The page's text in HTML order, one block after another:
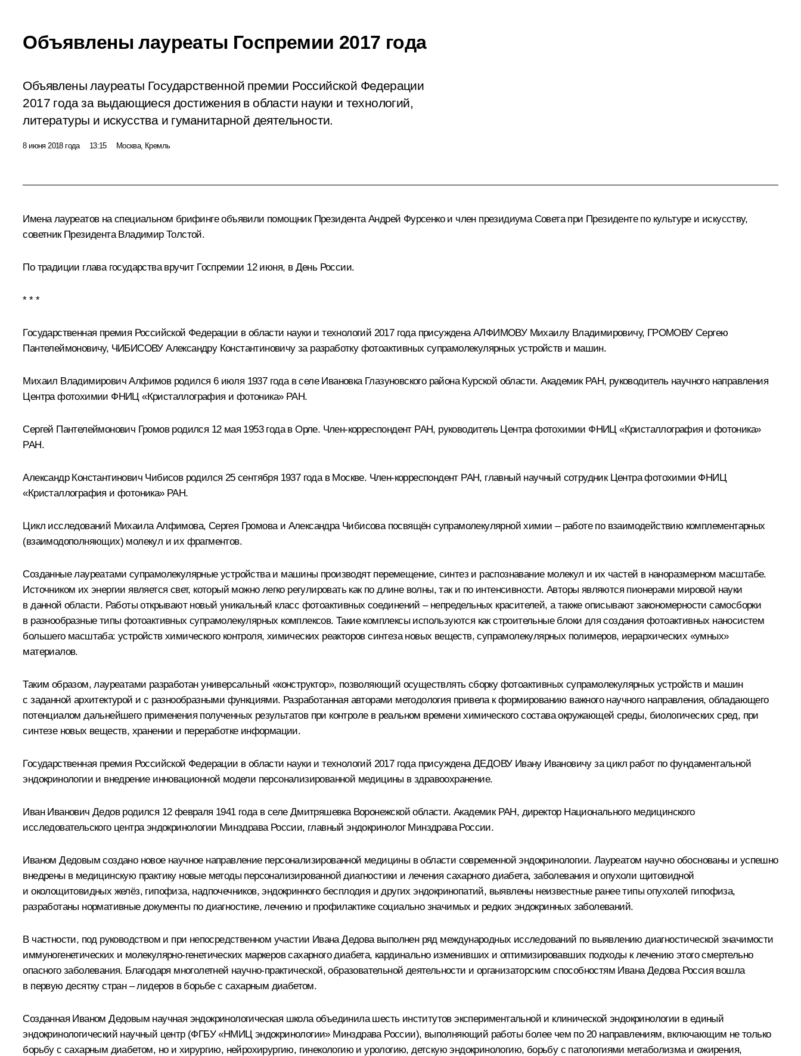
Объявлены лауреаты Госпремии 2017 года
Объявлены лауреаты Государственной премии Российской Федерации
2017 года за выдающиеся достижения в области науки и технологий,
литературы и искусства и гуманитарной деятельности.
8 июня 2018 года 13:15 Москва, Кремль
Имена лауреатов на специальном брифинге объявили помощник Президента Андрей Фурсенкои член президиума Совета при Президенте по культуре и искусству,
советник Президента Владимир Толстой.
По традиции глава государства вручит Госпремии 12 июня, в День России.
* * *
Государственная премия Российской Федерации в области науки и технологий 2017 года присуждена АЛФИМОВУ Михаилу Владимировичу, ГРОМОВУ Сергею
Пантелеймоновичу, ЧИБИСОВУ Александру Константиновичу за разработку фотоактивных супрамолекулярных устройств и машин.
Михаил Владимирович Алфимов родился 6 июля 1937 года в селе Ивановка Глазуновского района Курской области. Академик РАН, руководитель научного направления
Центра фотохимии ФНИЦ «Кристаллография и фотоника» РАН.
Сергей Пантелеймонович Громов родился 12 мая 1953 года в Орле. Член‑корреспондент РАН, руководитель Центра фотохимии ФНИЦ «Кристаллография и фотоника»
РАН.
Александр Константинович Чибисов родился 25 сентября 1937 года в Москве. Член-корреспондент РАН, главный научный сотрудник Центра фотохимии ФНИЦ
«Кристаллография и фотоника» РАН.
Цикл исследований Михаила Алфимова, Сергея Громова и Александра Чибисова посвящён супрамолекулярной химии – работе по взаимодействию комплементарных
(взаимодополняющих) молекул и их фрагментов.
Созданные лауреатами супрамолекулярные устройства и машины производят перемещение, синтез и распознавание молекул и их частей в наноразмерном масштабе.
Источником их энергии является свет, который можно легко регулировать как по длине волны, так и по интенсивности. Авторы являются пионерами мировой науки
в данной области. Работы открывают новый уникальный класс фотоактивных соединений – непредельных красителей, а также описывают закономерности самосборки
в разнообразные типы фотоактивных супрамолекулярных комплексов. Такие комплексы используются как строительные блоки для создания фотоактивных наносистем
большего масштаба: устройств химического контроля, химических реакторов синтеза новых веществ, супрамолекулярных полимеров, иерархических «умных»
материалов.
Таким образом, лауреатами разработан универсальный «конструктор», позволяющий осуществлять сборку фотоактивных супрамолекулярных устройств и машин
с заданной архитектурой и с разнообразными функциями. Разработанная авторами методология привела к формированию важного научного направления, обладающего
потенциалом дальнейшего применения полученных результатов при контроле в реальном времени химического состава окружающей среды, биологических сред, при
синтезе новых веществ, хранении и переработке информации.
Государственная премия Российской Федерации в области науки и технологий 2017 года присуждена ДЕДОВУ Ивану Ивановичу за цикл работ по фундаментальной
эндокринологии и внедрение инновационной модели персонализированной медицины в здравоохранение.
Иван Иванович Дедов родился 12 февраля 1941 года в селе Дмитряшевка Воронежской области. Академик РАН, директор Национального медицинского
исследовательского центра эндокринологии Минздрава России, главный эндокринолог Минздрава России.
Иваном Дедовым создано новое научное направление персонализированной медицины в области современной эндокринологии. Лауреатом научно обоснованы и успешно
внедрены в медицинскую практику новые методы персонализированной диагностики и лечения сахарного диабета, заболевания и опухоли щитовидной
и околощитовидных желёз, гипофиза, надпочечников, эндокринного бесплодия и других эндокринопатий, выявлены неизвестные ранее типы опухолей гипофиза,
разработаны нормативные документы по диагностике, лечению и профилактике социально значимых и редких эндокринных заболеваний.
В частности, под руководством и при непосредственном участии Ивана Дедова выполнен ряд международных исследований по выявлению диагностической значимости
иммуногенетических и молекулярно-генетических маркеров сахарного диабета, кардинально изменивших и оптимизировавших подходы к лечению этого смертельно
опасного заболевания. Благодаря многолетней научно-практической, образовательной деятельности и организаторским способностям Ивана Дедова Россия вошла
в первую десятку стран – лидеров в борьбе с сахарным диабетом.
Созданная Иваном Дедовым научная эндокринологическая школа объединила шесть институтов экспериментальной и клинической эндокринологии в единый
эндокринологический научный центр (ФГБУ «НМИЦ эндокринологии» Минздрава России), выполняющий работы более чем по 20 направлениям, включающим не только
борьбу с сахарным диабетом, но и хирургию, нейрохирургию, гинекологию и урологию, детскую эндокринологию, борьбу с патологиями метаболизма и ожирения,